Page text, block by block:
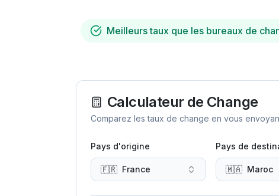
Meilleurs taux que les bureaux de
Calculateur de Change
Comparez les taux de change en vous
Pays d'origine
🇫🇷 France
Pays de
🇲🇦 Maroc